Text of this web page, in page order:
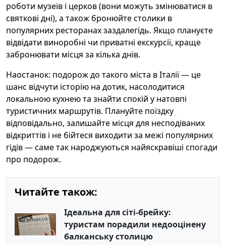
роботи музеїв і церков (вони можуть змінюватися в
святкові дні), а також бронюйте столики в
популярних ресторанах заздалегідь. Якщо плануєте
відвідати виноробні чи приватні екскурсії, краще
забронювати місця за кілька днів.
Наостанок: подорож до такого міста в Італії — це
шанс відчути історію на дотик, насолодитися
локальною кухнею та знайти спокій у натовпі
туристичних маршрутів. Плануйте поїздку
відповідально, залишайте місця для несподіваних
відкриттів і не бійтеся виходити за межі популярних
гідів — саме так народжуються найяскравіші спогади
про подорож.
Читайте також:
Ідеальна для сіті-брейку:
туристам порадили недооцінену
балканську столицю